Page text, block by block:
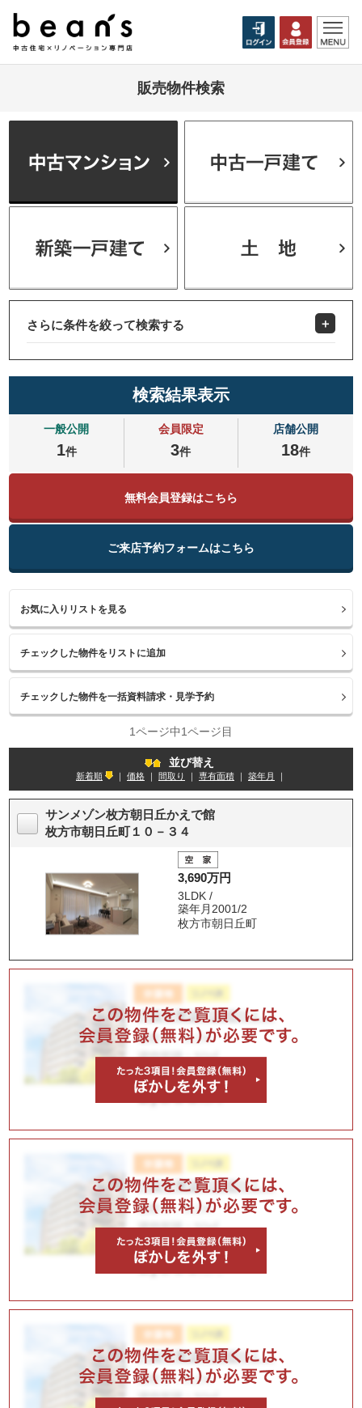
販売物件検索
さらに条件を絞って検索する
検索結果表示
一般公開
1件
会員限定
3件
店舗公開
18件
無料会員登録はこちら
ご来店予約フォームはこちら
お気に入りリストを見る
1ページ中1ページ目
並び替え
新着順 価格 間取り 専有面積 築年月
サンメゾン枚方朝日丘かえで館
枚方市朝日丘町１０－３４
3,690万円
3LDK /
築年月2001/2
枚方市朝日丘町